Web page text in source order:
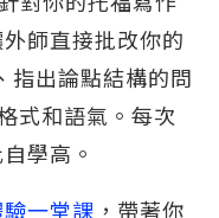
師直接批改你的
出論點結構的問
式和語氣。每次
學高。
一堂課 ，帶著你